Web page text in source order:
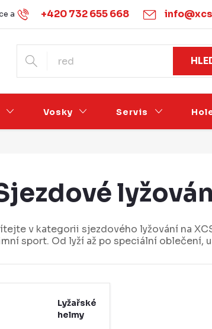
+420 732 655 668
a vrácení Obchodní podmínky Ochrana
Vosky Servis
v kategorii sjezdového lyžování na
sport. Od lyží až po speciální oblečení,
Lyžařské
helmy